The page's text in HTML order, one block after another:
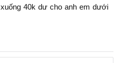
40k dư cho anh em dưới